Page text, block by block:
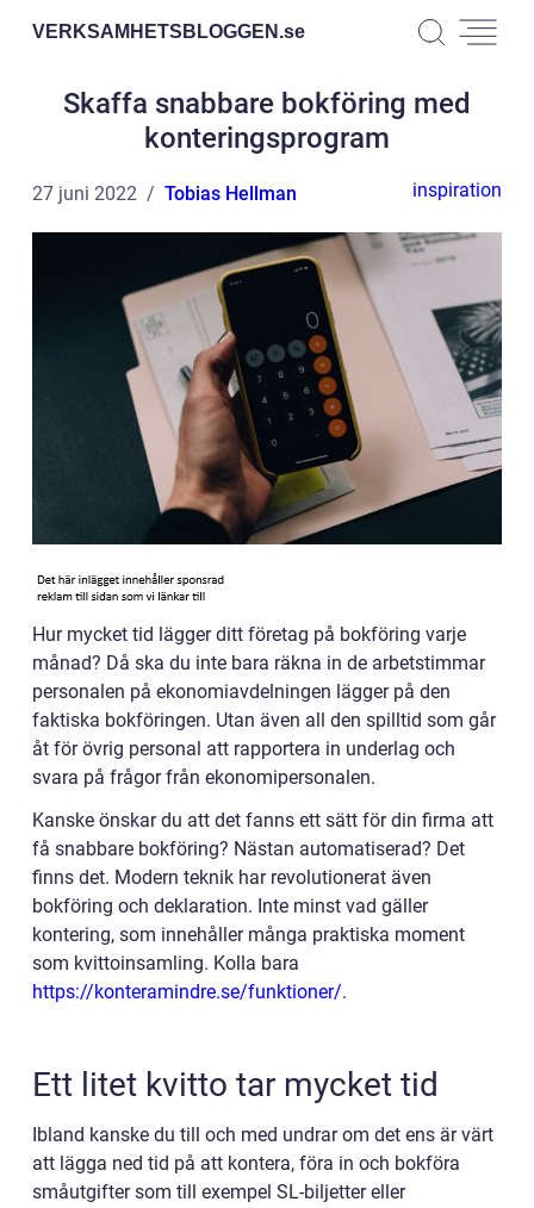
VERKSAMHETSBLOGGEN.se
Skaffa snabbare bokföring med
konteringsprogram
27 juni 2022 Tobias Hellman inspiration
Hur mycket tid lägger ditt företag på bokföring varje
månad? Då ska du inte bara räkna in de arbetstimmar
personalen på ekonomiavdelningen lägger på den
faktiska bokföringen. Utan även all den spilltid som går
åt för övrig personal att rapportera in underlag och
svara på frågor från ekonomipersonalen.
Kanske önskar du att det fanns ett sätt för din firma att
få snabbare bokföring? Nästan automatiserad? Det
finns det. Modern teknik har revolutionerat även
bokföring och deklaration. Inte minst vad gäller
kontering, som innehåller många praktiska moment
som kvittoinsamling. Kolla bara
https://konteramindre.se/funktioner/.
Ett litet kvitto tar mycket tid
Ibland kanske du till och med undrar om det ens är värt
att lägga ned tid på att kontera, föra in och bokföra
småutgifter som till exempel SL-biljetter eller